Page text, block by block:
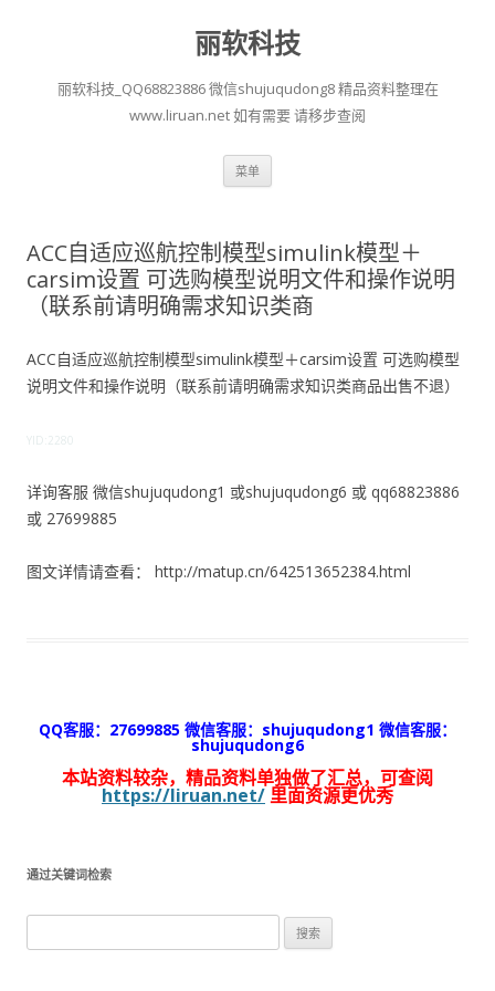
丽软科技
丽软科技_QQ68823886 微信shujuqudong8 精品资料整理在
www.liruan.net 如有需要 请移步查阅
菜单
ACC自适应巡航控制模型simulink模型＋
carsim设置 可选购模型说明文件和操作说明
（联系前请明确需求知识类商
ACC自适应巡航控制模型simulink模型＋carsim设置 可选购模型
说明文件和操作说明（联系前请明确需求知识类商品出售不退）
YID:2280
详询客服 微信shujuqudong1 或shujuqudong6 或 qq68823886
或 27699885
图文详情请查看： http://matup.cn/642513652384.html
QQ客服：27699885 微信客服：shujuqudong1 微信客服：
shujuqudong6
本站资料较杂，精品资料单独做了汇总，可查阅
https://liruan.net/ 里面资源更优秀
通过关键词检索
索：